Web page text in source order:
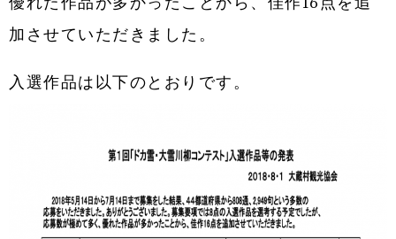
加させていただきました。
入選作品は以下のとおりです。